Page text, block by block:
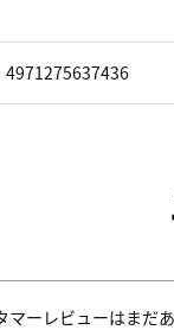
4971275637436
ーレビューはまだあ